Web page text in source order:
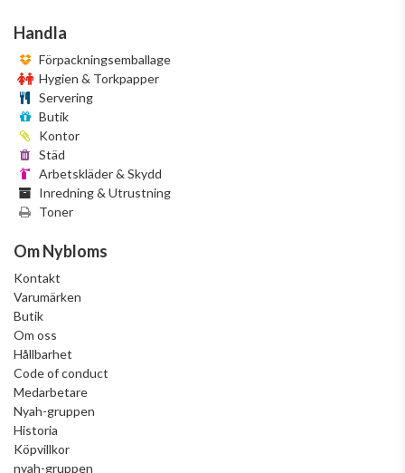
Handla
Förpackningsemballage
Hygien & Torkpapper
Servering
Butik
Kontor
Städ
Arbetskläder & Skydd
Inredning & Utrustning
Toner
Om Nybloms
Kontakt
Varumärken
Butik
Om oss
Hållbarhet
Code of conduct
Medarbetare
Nyah-gruppen
Historia
Köpvillkor
nyah-gruppen